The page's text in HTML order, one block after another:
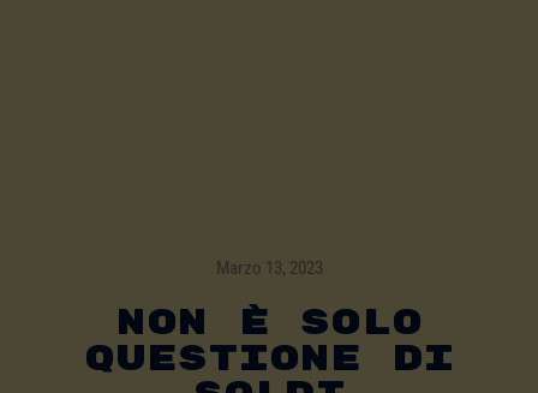
Marzo 13, 2023
Non È Solo
Questione Di